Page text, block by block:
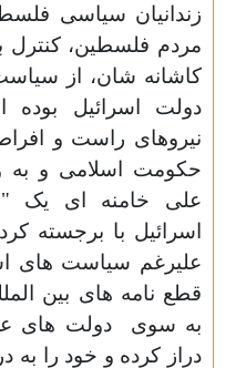
زندانیان سیاسی
مردم فلسطین، کنترل
کاشانه شان، از
دولت اسرائیل بوده
نیروهای راست و
حکومت اسلامی و
علی خامنه ای یک
اسرائیل با برجسته
علیرغم سیاست های
قطع نامه های بین
به سوی دولت های
دراز کرده و خود را به